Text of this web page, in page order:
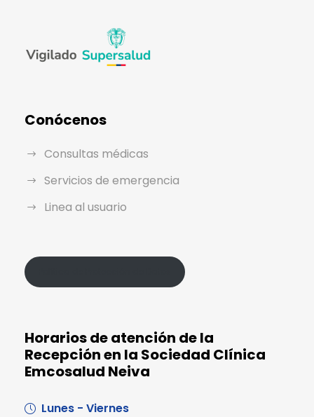
Conócenos
Consultas médicas
Servicios de emergencia
Linea al usuario
Horarios de atención de la
Recepción en la Sociedad Clínica
Emcosalud Neiva
Lunes - Viernes